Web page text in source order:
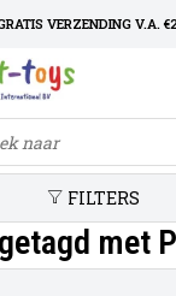
VERZENDING V.A.
SNELLE LEVERTIJD
SERVICE OP MAAT
FILTERS
met